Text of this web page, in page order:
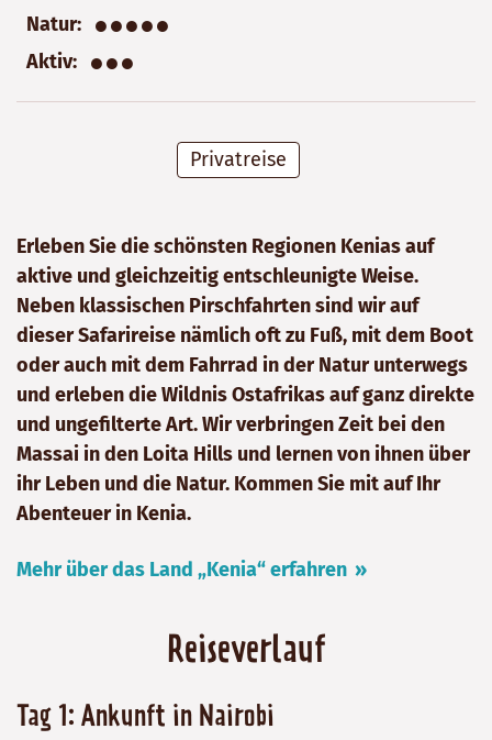
Natur
●●●●●
Aktiv ●●●
Privatreise
Erleben Sie die schönsten Regionen Kenias auf
aktive und gleichzeitig entschleunigte Weise.
Neben klassischen Pirschfahrten sind wir auf
dieser Safarireise nämlich oft zu Fuß, mit dem Boot
oder auch mit dem Fahrrad in der Natur unterwegs
und erleben die Wildnis Ostafrikas auf ganz direkte
und ungefilterte Art. Wir verbringen Zeit bei den
Massai in den Loita Hills und lernen von ihnen über
ihr Leben und die Natur. Kommen Sie mit auf Ihr
Abenteuer in Kenia.
Mehr über das Land „Kenia“ erfahren
Reiseverlauf
Tag 1: Ankunft in Nairobi